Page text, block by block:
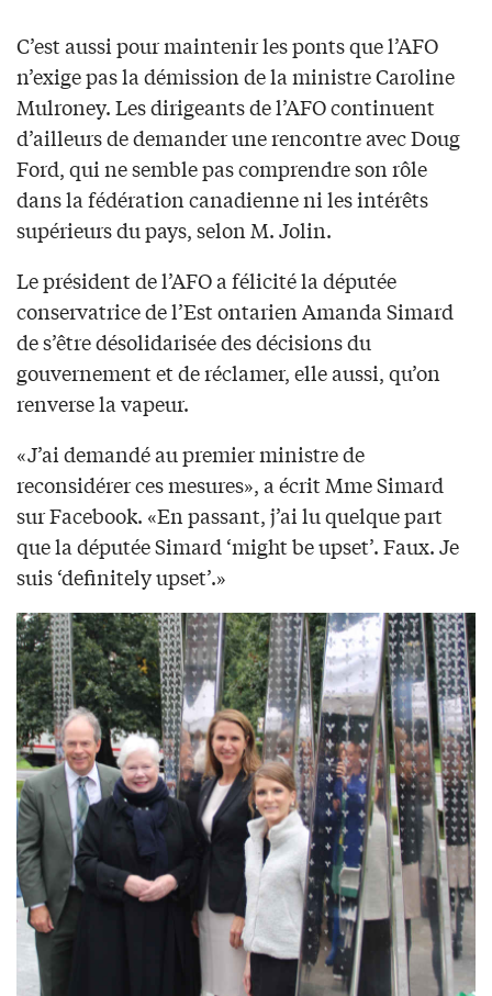
C’est aussi pour maintenir les ponts que l’AFO
n’exige pas la démission de la ministre Caroline
Mulroney. Les dirigeants de l’AFO continuent
d’ailleurs de demander une rencontre avec Doug
Ford, qui ne semble pas comprendre son rôle
dans la fédération canadienne ni les intérêts
supérieurs du pays, selon M. Jolin.
Le président de l’AFO a félicité la députée
conservatrice de l’Est ontarien Amanda Simard
de s’être désolidarisée des décisions du
gouvernement et de réclamer, elle aussi, qu’on
renverse la vapeur.
«J’ai demandé au premier ministre de
reconsidérer ces mesures», a écrit Mme Simard
sur Facebook. «En passant, j’ai lu quelque part
que la députée Simard ‘might be upset’. Faux. Je
suis ‘definitely upset’.»